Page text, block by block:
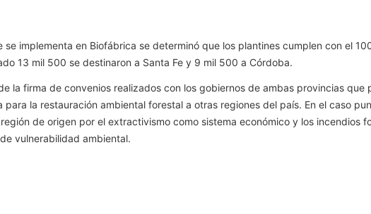
implementa en Biofábrica se determinó que los plantines cumplen con el
13 mil 500 se destinaron a Santa Fe y 9 mil 500 a Córdoba.
la firma de convenios realizados con los gobiernos de ambas provincias que
la restauración ambiental forestal a otras regiones del país. En el caso
de origen por el extractivismo como sistema económico y los incendios
vulnerabilidad ambiental.